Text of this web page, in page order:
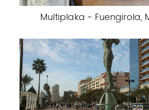
Multiplaka - Fuengirola,